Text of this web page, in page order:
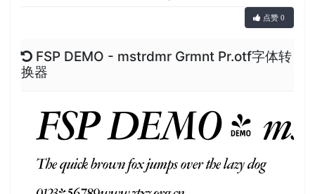
点赞 0
FSP DEMO - mstrdmr Grmnt Pr.otf字体转
换器